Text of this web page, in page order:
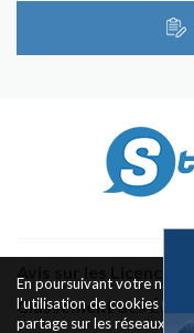
Avis sur les Licences
Classement des Écoles
En poursuivant votre
l'utilisation de cookies
partage sur les réseaux